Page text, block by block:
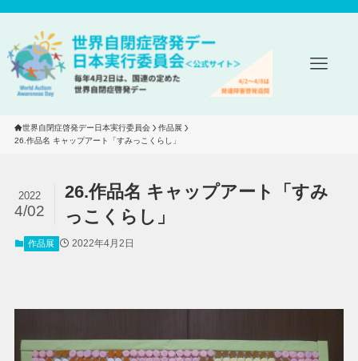
世界自閉症啓発デー日本実行委員会
作品展
26.作品名 キャップアート「すみっこくらし」
26.作品名 キャップアート「すみ
っこくらし」
2022
4/02
作品展 2022年4月2日